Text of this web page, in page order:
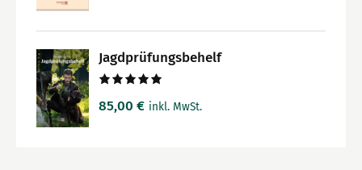
Jagdprüfungsbehelf
mit5.00
85,00 € inkl. MwSt.